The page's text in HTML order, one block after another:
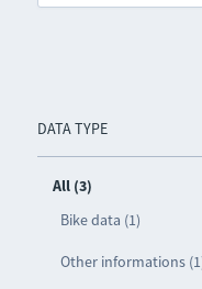
DATA TYPE
All (3)
Bike data (1)
Other informations